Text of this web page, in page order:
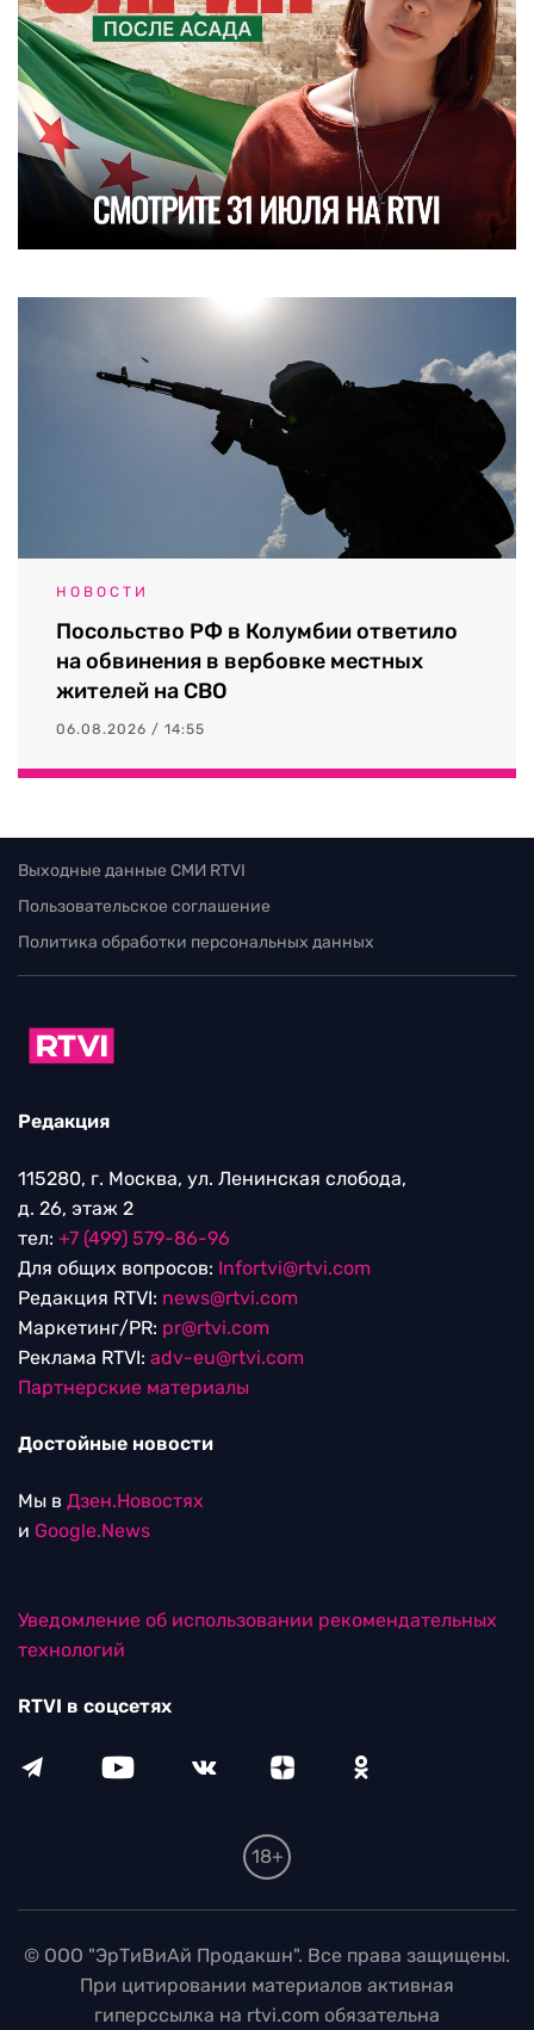
НОВОСТИ
Посольство РФ в Колумбии ответило
на обвинения в вербовке местных
жителей на СВО
06.08.2026 / 14:55
Выходные данные СМИ RTVI
Пользовательское соглашение
Политика обработки персональных данных
Редакция
115280, г. Москва, ул. Ленинская слобода,
д. 26, этаж 2
тел: +7 (499) 579-86-96
Для общих вопросов: Infortvi@rtvi.com
Редакция RTVI: news@rtvi.com
Маркетинг/PR: pr@rtvi.com
Реклама RTVI: adv-eu@rtvi.com
Партнерские материалы
Достойные новости
Мы в Дзен.Новостях
и Google.News
Уведомление об использовании рекомендательных
технологий
RTVI в соцсетях
18+
© ООО "ЭрТиВиАй Продакшн". Все права защищены.
При цитировании материалов активная
гиперссылка на rtvi.com обязательна